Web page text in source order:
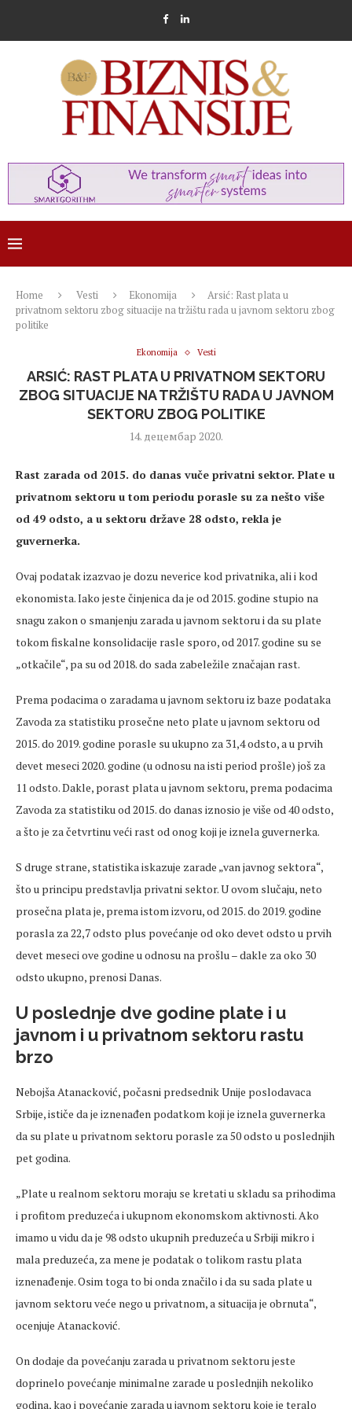
Home Vesti Ekonomija
Arsić: Rast plata u
privatnom sektoru zbog situacije na tržištu rada u javnom sektoru zbog
politike
Ekonomija Vesti
ARSIĆ: RAST PLATA U PRIVATNOM SEKTORU
ZBOG SITUACIJE NA TRŽIŠTU RADA U JAVNOM
SEKTORU ZBOG POLITIKE
14. децембар 2020.
Rast zarada od 2015. do danas vuče privatni sektor. Plate u
privatnom sektoru u tom periodu porasle su za nešto više
od 49 odsto, a u sektoru države 28 odsto, rekla je
guvernerka.
Ovaj podatak izazvao je dozu neverice kod privatnika, ali i kod
ekonomista. Iako jeste činjenica da je od 2015. godine stupio na
snagu zakon o smanjenju zarada u javnom sektoru i da su plate
tokom fiskalne konsolidacije rasle sporo, od 2017. godine su se
„otkačile“, pa su od 2018. do sada zabeležile značajan rast.
Prema podacima o zaradama u javnom sektoru iz baze podataka
Zavoda za statistiku prosečne neto plate u javnom sektoru od
2015. do 2019. godine porasle su ukupno za 31,4 odsto, a u prvih
devet meseci 2020. godine (u odnosu na isti period prošle) još za
11 odsto. Dakle, porast plata u javnom sektoru, prema podacima
Zavoda za statistiku od 2015. do danas iznosio je više od 40 odsto,
a što je za četvrtinu veći rast od onog koji je iznela guvernerka.
S druge strane, statistika iskazuje zarade „van javnog sektora“,
što u principu predstavlja privatni sektor. U ovom slučaju, neto
prosečna plata je, prema istom izvoru, od 2015. do 2019. godine
porasla za 22,7 odsto plus povećanje od oko devet odsto u prvih
devet meseci ove godine u odnosu na prošlu – dakle za oko 30
odsto ukupno, prenosi Danas.
U poslednje dve godine plate i u
javnom i u privatnom sektoru rastu
brzo
Nebojša Atanacković, počasni predsednik Unije poslodavaca
Srbije, ističe da je iznenađen podatkom koji je iznela guvernerka
da su plate u privatnom sektoru porasle za 50 odsto u poslednjih
pet godina.
„Plate u realnom sektoru moraju se kretati u skladu sa prihodima
i profitom preduzeća i ukupnom ekonomskom aktivnosti. Ako
imamo u vidu da je 98 odsto ukupnih preduzeća u Srbiji mikro i
mala preduzeća, za mene je podatak o tolikom rastu plata
iznenađenje. Osim toga to bi onda značilo i da su sada plate u
javnom sektoru veće nego u privatnom, a situacija je obrnuta“,
ocenjuje Atanacković.
On dodaje da povećanju zarada u privatnom sektoru jeste
doprinelo povećanje minimalne zarade u poslednjih nekoliko
godina, kao i povećanje zarada u javnom sektoru koje je teralo